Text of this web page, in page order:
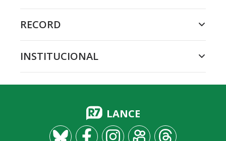
RECORD
INSTITUCIONAL
LANCE